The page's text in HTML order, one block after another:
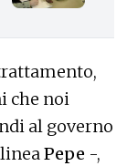
che noi
al governo
Pepe -,